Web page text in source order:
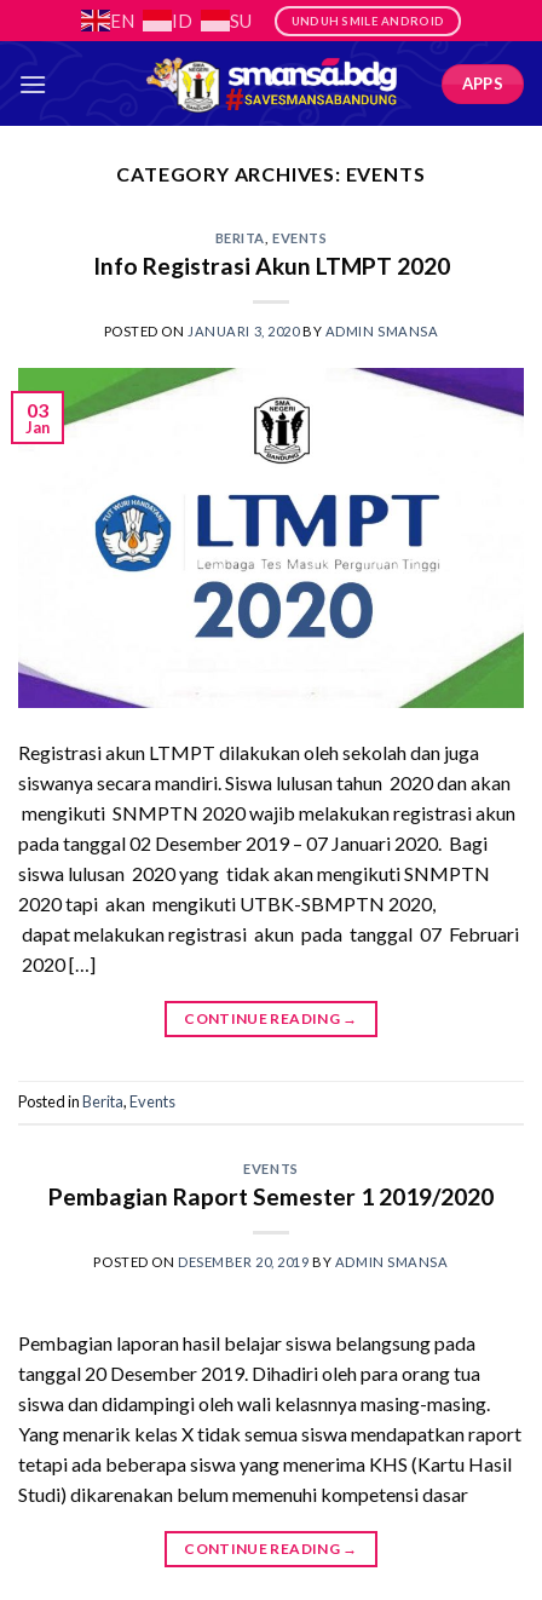
to
content
EN ID SU UNDUH SMILE ANDROID
APPS
CATEGORY ARCHIVES: EVENTS
BERITA ,EVENTS
Info Registrasi Akun LTMPT 2020
POSTED ON JANUARI 3, 2020BY ADMIN SMANSA
03
Jan
Registrasi akun LTMPT dilakukan oleh sekolah dan juga
siswanya secara mandiri. Siswa lulusan tahun 2020 dan akan
mengikuti SNMPTN 2020 wajib melakukan registrasi akun
pada tanggal 02 Desember 2019 – 07 Januari 2020. Bagi
siswa lulusan 2020 yang tidak akan mengikuti SNMPTN
2020 tapi akan mengikuti UTBK-SBMPTN 2020,
dapat melakukan registrasi akun pada tanggal 07 Februari
2020 […]
CONTINUE READING →
Posted inBerita,Events
EVENTS
Pembagian Raport Semester 1 2019/2020
POSTED ON DESEMBER 20, 2019 BY ADMIN SMANSA
Pembagian laporan hasil belajar siswa belangsung pada
tanggal 20 Desember 2019. Dihadiri oleh para orang tua
siswa dan didampingi oleh wali kelasnnya masing-masing.
Yang menarik kelas X tidak semua siswa mendapatkan raport
tetapi ada beberapa siswa yang menerima KHS (Kartu Hasil
Studi) dikarenakan belum memenuhi kompetensi dasar
CONTINUE READING →